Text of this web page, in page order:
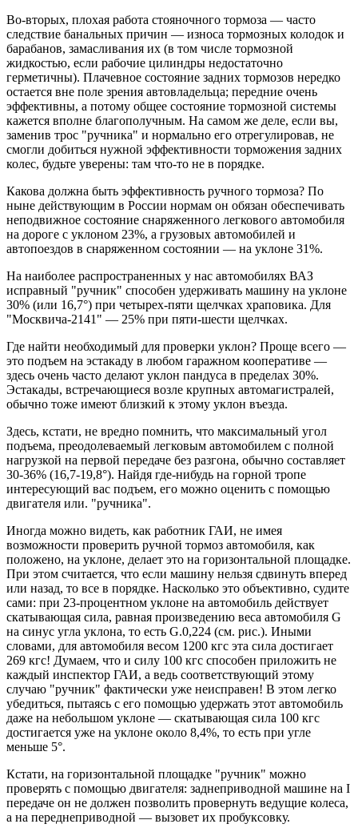
Во-вторых, плохая работа стояночного тормоза — часто
следствие банальных причин — износа тормозных колодок и
барабанов, замасливания их (в том числе тормозной
жидкостью, если рабочие цилиндры недостаточно
герметичны). Плачевное состояние задних тормозов нередко
остается вне поле зрения автовладельца; передние очень
эффективны, а потому общее состояние тормозной системы
кажется вполне благополучным. На самом же деле, если вы,
заменив трос "ручника" и нормально его отрегулировав, не
смогли добиться нужной эффективности торможения задних
колес, будьте уверены: там что-то не в порядке.
Какова должна быть эффективность ручного тормоза? По
ныне действующим в России нормам он обязан обеспечивать
неподвижное состояние снаряженного легкового автомобиля
на дороге с уклоном 23%, а грузовых автомобилей и
автопоездов в снаряженном состоянии — на уклоне 31%.
На наиболее распространенных у нас автомобилях ВАЗ
исправный "ручник" способен удерживать машину на уклоне
30% (или 16,7°) при четырех-пяти щелчках храповика. Для
"Москвича-2141" — 25% при пяти-шести щелчках.
Где найти необходимый для проверки уклон? Проще всего —
это подъем на эстакаду в любом гаражном кооперативе —
здесь очень часто делают уклон пандуса в пределах 30%.
Эстакады, встречающиеся возле крупных автомагистралей,
обычно тоже имеют близкий к этому уклон въезда.
Здесь, кстати, не вредно помнить, что максимальный угол
подъема, преодолеваемый легковым автомобилем с полной
нагрузкой на первой передаче без разгона, обычно составляет
30-36% (16,7-19,8°). Найдя где-нибудь на горной тропе
интересующий вас подъем, его можно оценить с помощью
двигателя или. "ручника".
Иногда можно видеть, как работник ГАИ, не имея
возможности проверить ручной тормоз автомобиля, как
положено, на уклоне, делает это на горизонтальной площадке.
При этом считается, что если машину нельзя сдвинуть вперед
или назад, то все в порядке. Насколько это объективно, судите
сами: при 23-процентном уклоне на автомобиль действует
скатывающая сила, равная произведению веса автомобиля G
на синус угла уклона, то есть G.0,224 (см. рис.). Иными
словами, для автомобиля весом 1200 кгс эта сила достигает
269 кгс! Думаем, что и силу 100 кгс способен приложить не
каждый инспектор ГАИ, а ведь соответствующий этому
случаю "ручник" фактически уже неисправен! В этом легко
убедиться, пытаясь с его помощью удержать этот автомобиль
даже на небольшом уклоне — скатывающая сила 100 кгс
достигается уже на уклоне около 8,4%, то есть при угле
меньше 5°.
Кстати, на горизонтальной площадке "ручник" можно
проверять с помощью двигателя: заднеприводной машине на I
передаче он не должен позволить провернуть ведущие колеса,
а на переднеприводной — вызовет их пробуксовку.